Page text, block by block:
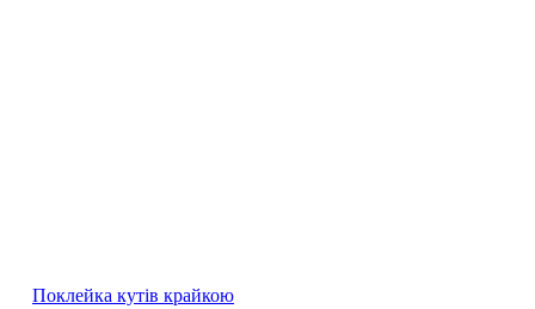
Поклейка кутів крайкою